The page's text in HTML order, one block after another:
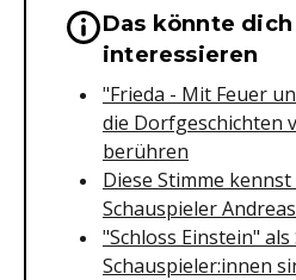
Wichtige
Das könnte dich
interessieren
"Frieda - Mit Feuer
die Dorfgeschichten
berühren
Diese Stimme
Schauspieler
"Schloss Einstein"
Schauspieler:innen